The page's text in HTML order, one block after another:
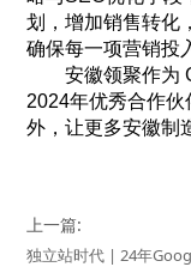
划，增加销售转化
确保每一项营销投
安徽领聚作为
2024年优秀合作
外，让更多安徽制
上一篇:
独立站时代 | 24年